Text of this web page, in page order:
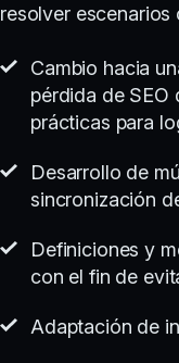
resolver escenarios
Cambio hacia
pérdida de SEO
prácticas para
Desarrollo de
sincronización
Definiciones y
con el fin de
Adaptación de